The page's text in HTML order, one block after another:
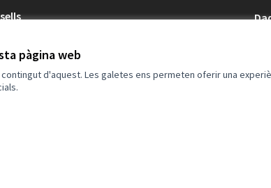
pàgina web
d'aquest. Les galetes ens permeten oferir una